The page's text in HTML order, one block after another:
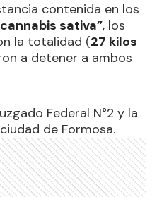
contenida en los
sativa”, los
la totalidad (27 kilos
a detener a ambos
Federal N°2 y la
de Formosa.